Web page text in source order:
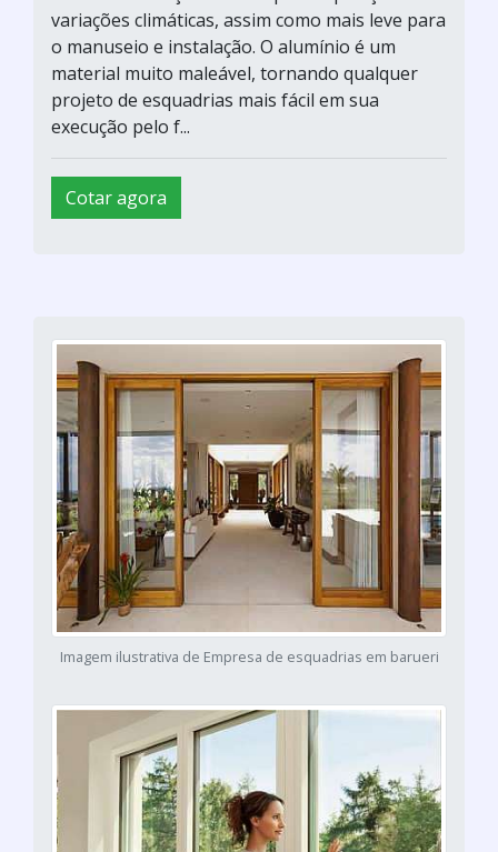
variações climáticas, assim como mais leve para
o manuseio e instalação. O alumínio é um
material muito maleável, tornando qualquer
projeto de esquadrias mais fácil em sua
execução pelo f...
Cotar agora
Imagem ilustrativa de Empresa de esquadrias em barueri